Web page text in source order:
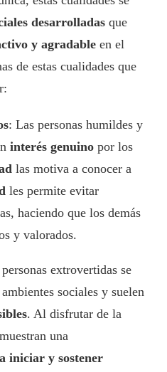
desarrolladas que
y agradable en el
de estas cualidades que
: Las personas humildes y
interés genuino por los
las motiva a conocer a
les permite evitar
haciendo que los demás
y valorados.
extrovertidas se
sociales y suelen
. Al disfrutar de la
una
iniciar y sostener